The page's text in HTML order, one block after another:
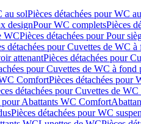
au solPièces détachées pour WC
designPour WC completsPièces
WCPièces détachées pour Pour
détachées pour Cuvettes de WC
attenantPièces détachées pour
pour Cuvettes de WC à fond
ComfortPièces détachées pour
détachées pour Cuvettes de
pour Abattants WC Comfort
Pièces détachées pour WC